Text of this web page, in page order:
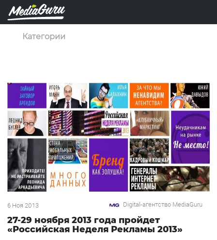
Категории
6 Ноя 2013 Digital-агентство MediaGuru
27-29 ноября 2013 года пройдет
«Российская Неделя Рекламы 2013»